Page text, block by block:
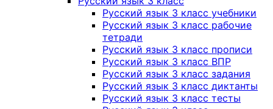
Русский язык 3 класс учебники
Русский язык 3 класс рабочие
тетради
Русский язык 3 класс прописи
Русский язык 3 класс ВПР
Русский язык 3 класс задания
Русский язык 3 класс диктанты
Русский язык 3 класс тесты